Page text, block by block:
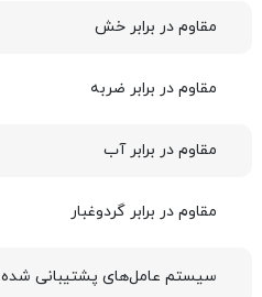
مقاوم در برابر خش
مقاوم در برابر ضربه
مقاوم در برابر آب
مقاوم در برابر گردوغبار
سیستم عامل‌های پشتیبانی شده